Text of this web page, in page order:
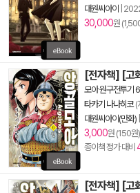
대원씨아이
30,000원
[전자책] [고
모아 원구전투기 6
타카기 나나히코(
대원씨아이(만화)
3,000원 (150원)
종이책 정가 대비
[전자책] [고